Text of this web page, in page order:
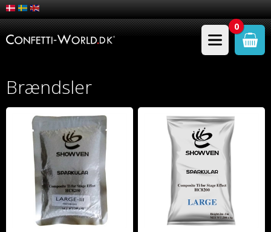
0
Brændsler